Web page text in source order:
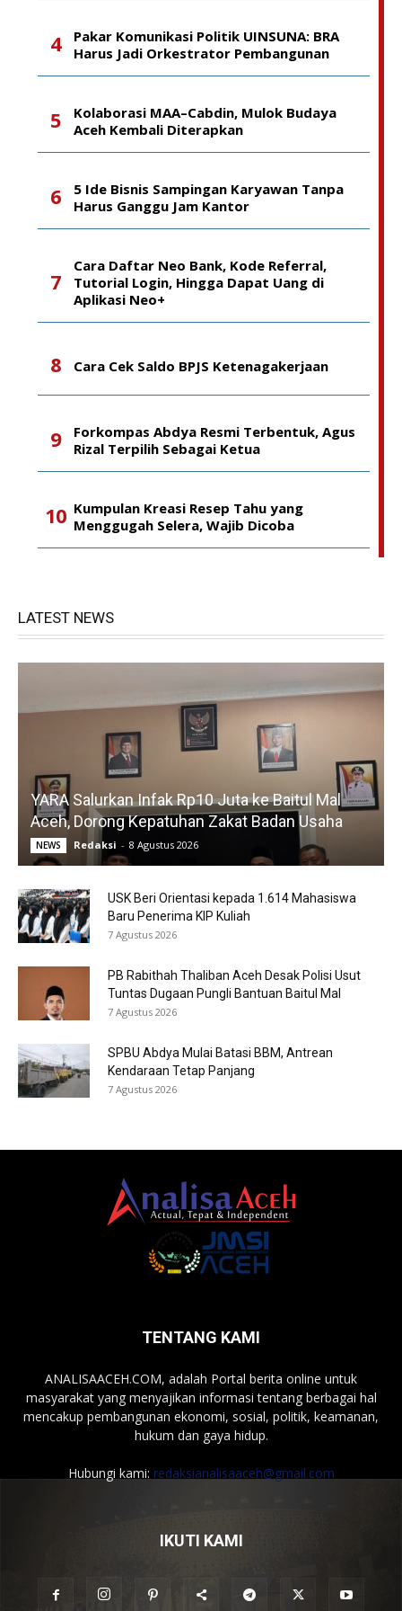
Pakar Komunikasi Politik UINSUNA: BRA
Harus Jadi Orkestrator Pembangunan
Kolaborasi MAA–Cabdin, Mulok Budaya
Aceh Kembali Diterapkan
5 Ide Bisnis Sampingan Karyawan Tanpa
Harus Ganggu Jam Kantor
Cara Daftar Neo Bank, Kode Referral,
Tutorial Login, Hingga Dapat Uang di
Aplikasi Neo+
Cara Cek Saldo BPJS Ketenagakerjaan
Forkompas Abdya Resmi Terbentuk, Agus
Rizal Terpilih Sebagai Ketua
Kumpulan Kreasi Resep Tahu yang
Menggugah Selera, Wajib Dicoba
LATEST NEWS
YARA Salurkan Infak Rp10 Juta ke Baitul Mal
Aceh, Dorong Kepatuhan Zakat Badan Usaha
NEWS Redaksi - 8 Agustus 2026
USK Beri Orientasi kepada 1.614 Mahasiswa
Baru Penerima KIP Kuliah
7 Agustus 2026
PB Rabithah Thaliban Aceh Desak Polisi Usut
Tuntas Dugaan Pungli Bantuan Baitul Mal
7 Agustus 2026
SPBU Abdya Mulai Batasi BBM, Antrean
Kendaraan Tetap Panjang
7 Agustus 2026
TENTANG KAMI
ANALISAACEH.COM, adalah Portal berita online untuk
masyarakat yang menyajikan informasi tentang berbagai hal
mencakup pembangunan ekonomi, sosial, politik, keamanan,
hukum dan gaya hidup.
Hubungi kami: redaksianalisaaceh@gmail.com
IKUTI KAMI